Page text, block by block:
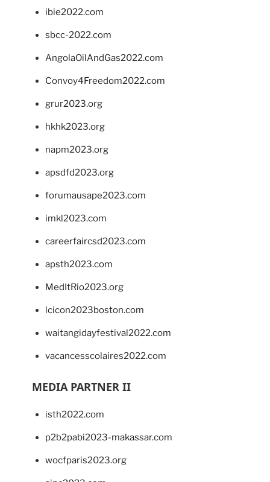
ibie2022.com
sbcc-2022.com
AngolaOilAndGas2022.com
Convoy4Freedom2022.com
grur2023.org
hkhk2023.org
napm2023.org
apsdfd2023.org
forumausape2023.com
imkl2023.com
careerfaircsd2023.com
apsth2023.com
MedItRio2023.org
lcicon2023boston.com
waitangidayfestival2022.com
vacancesscolaires2022.com
MEDIA PARTNER II
isth2022.com
p2b2pabi2023-makassar.com
wocfparis2023.org